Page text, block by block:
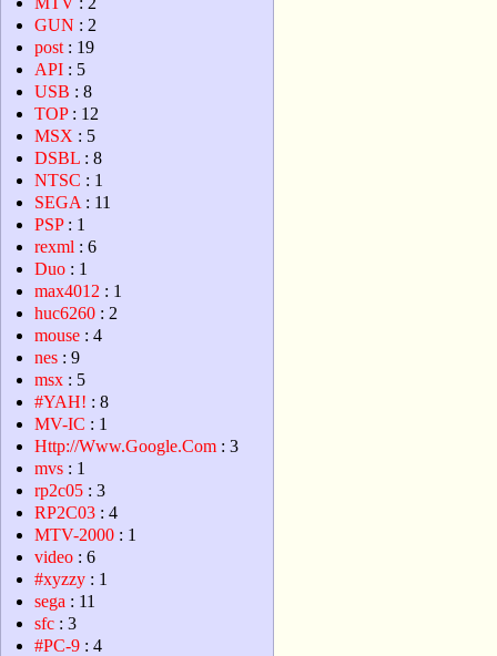
GUN : 2
post : 19
API : 5
USB : 8
TOP: 12
MSX : 5
DSBL : 8
NTSC : 1
SEGA : 11
PSP: 1
rexml : 6
Duo : 1
max4012 : 1
huc6260 : 2
mouse : 4
nes : 9
msx : 5
#YAH! : 8
MV-IC : 1
Http://Www.Google.Com : 3
mvs : 1
rp2c05 : 3
RP2C03 : 4
MTV-2000 : 1
video : 6
#xyzzy : 1
sega : 11
sfc : 3
#PC-9 : 4